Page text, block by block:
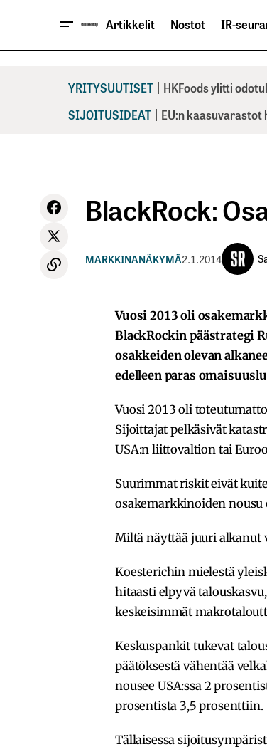
Artikkelit Nostot IR-
YRITYSUUTISET | HKFoods ylitti
SIJOITUSIDEAT | EU:n
BlackRock:
MARKKINANÄKYMÄ2.1.2014
Vuosi 2013 oli
BlackRockin päästrategi
osakkeiden olevan
edelleen paras
Vuosi 2013 oli
Sijoittajat pelkäsivät
USA:n liittovaltion tai
Suurimmat riskit eivät
osakemarkkinoiden nousu
Miltä näyttää juuri alkanut
Koesterichin mielestä
hitaasti elpyvä
keskeisimmät
Keskuspankit tukevat
päätöksestä vähentää
nousee USA:ssa 2
prosentista 3,5 prosenttiin.
Tällaisessa